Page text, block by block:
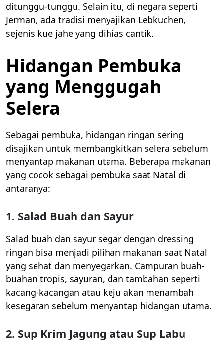
ditunggu-tunggu. Selain itu, di negara seperti
Jerman, ada tradisi menyajikan Lebkuchen,
sejenis kue jahe yang dihias cantik.
Hidangan Pembuka
yang Menggugah
Selera
Sebagai pembuka, hidangan ringan sering
disajikan untuk membangkitkan selera sebelum
menyantap makanan utama. Beberapa makanan
yang cocok sebagai pembuka saat Natal di
antaranya:
1. Salad Buah dan Sayur
Salad buah dan sayur segar dengan dressing
ringan bisa menjadi pilihan makanan saat Natal
yang sehat dan menyegarkan. Campuran buah-
buahan tropis, sayuran, dan tambahan seperti
kacang-kacangan atau keju akan menambah
kesegaran sebelum menyantap hidangan utama.
2. Sup Krim Jagung atau Sup Labu